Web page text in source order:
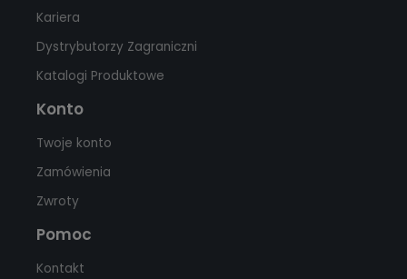
Kariera
Dystrybutorzy Zagraniczni
Katalogi Produktowe
Konto
Twoje konto
Zamówienia
Zwroty
Pomoc
Kontakt